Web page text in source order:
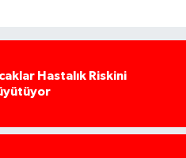
Hastalık Riskini